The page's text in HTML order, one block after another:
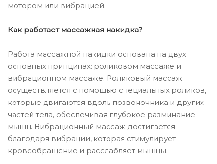
мотором или вибрацией.
Как работает массажная накидка?
Работа массажной накидки основана на двух
основных принципах: роликовом массаже и
вибрационном массаже. Роликовый массаж
осуществляется с помощью специальных роликов,
которые двигаются вдоль позвоночника и других
частей тела, обеспечивая глубокое разминание
мышц. Вибрационный массаж достигается
благодаря вибрации, которая стимулирует
кровообращение и расслабляет мышцы.